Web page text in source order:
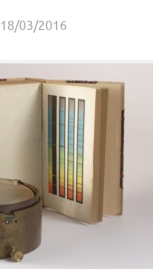
18/03/2016